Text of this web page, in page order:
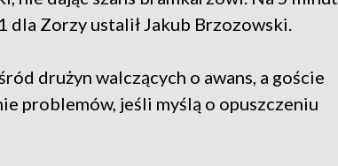
Zorzy ustalił Jakub Brzozowski.
drużyn walczących o awans, a goście
problemów, jeśli myślą o opuszczeniu